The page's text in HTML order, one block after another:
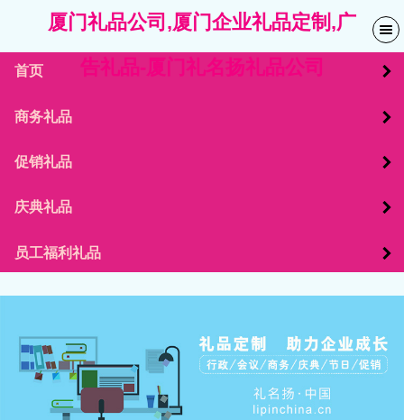
厦门礼品公司,厦门企业礼品定制,广
告礼品-厦门礼名扬礼品公司
首页
商务礼品
促销礼品
庆典礼品
员工福利礼品